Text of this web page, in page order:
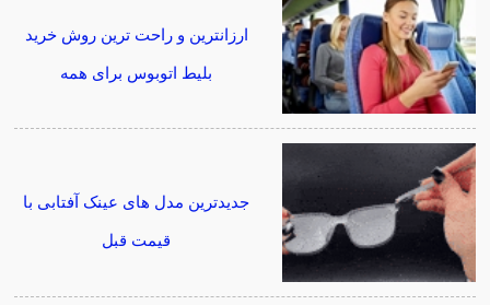
ارزانترین و راحت ترین روش خرید
بلیط اتوبوس برای همه
جدیدترین مدل های عینک آفتابی با
قیمت قبل